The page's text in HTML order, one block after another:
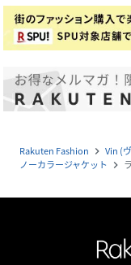
Rakuten Fashion navigate_next Vin (
ノーカラージャケット navigate_next